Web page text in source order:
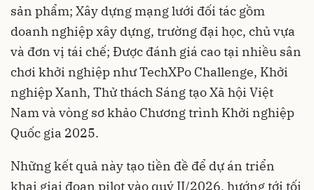
sản phẩm; Xây dựng mạng lưới đối tác gồm
doanh nghiệp xây dựng, trường đại học, chủ vựa
và đơn vị tái chế; Được đánh giá cao tại nhiều sân
chơi khởi nghiệp như TechXPo Challenge, Khởi
nghiệp Xanh, Thử thách Sáng tạo Xã hội Việt
Nam và vòng sơ khảo Chương trình Khởi nghiệp
Quốc gia 2025.
Những kết quả này tạo tiền đề để dự án triển
khai giai đoạn pilot vào quý II/2026, hướng tới tối